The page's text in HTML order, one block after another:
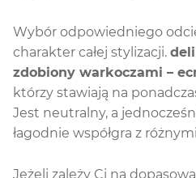
Wybór odpowiedniego
charakter całej stylizacji.
zdobiony warkoczami –
którzy stawiają na
Jest neutralny, a
łagodnie współgra z
Jeżeli zależy Ci na